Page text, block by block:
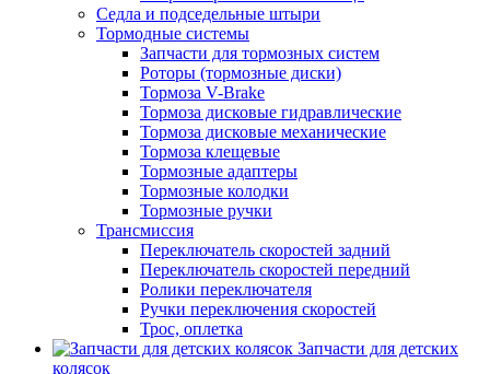
Седла и подседельные штыри
Тормодные системы
Запчасти для тормозных систем
Роторы (тормозные диски)
Тормоза V-Brake
Тормоза дисковые гидравлические
Тормоза дисковые механические
Тормоза клещевые
Тормозные адаптеры
Тормозные колодки
Тормозные ручки
Трансмиссия
Переключатель скоростей задний
Переключатель скоростей передний
Ролики переключателя
Ручки переключения скоростей
Трос, оплетка
Запчасти для детских
колясок